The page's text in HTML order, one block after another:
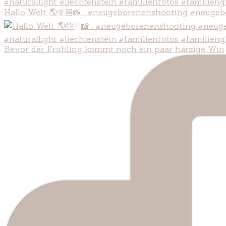
Hallo Welt 🌎🫶🏼📸 . #neugeborenenshooting
Bevor der Frühling kommt noch ein paar härzige Win